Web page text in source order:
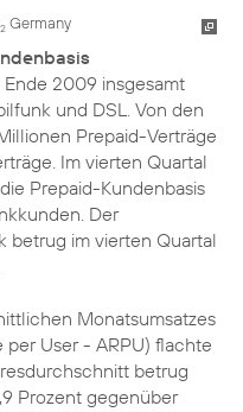
2 Germany
2009 insgesamt
und DSL. Von den
Prepaid-Verträge
Im vierten Quartal
Prepaid-Kundenbasis
Der
betrug im vierten Quartal
Monatsumsatzes
User - ARPU) flachte
betrug
Prozent gegenüber